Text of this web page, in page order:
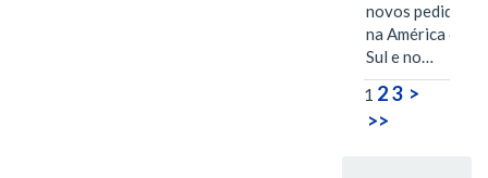
novos pedidos
na América do
Sul e no…
1 23 >
>>